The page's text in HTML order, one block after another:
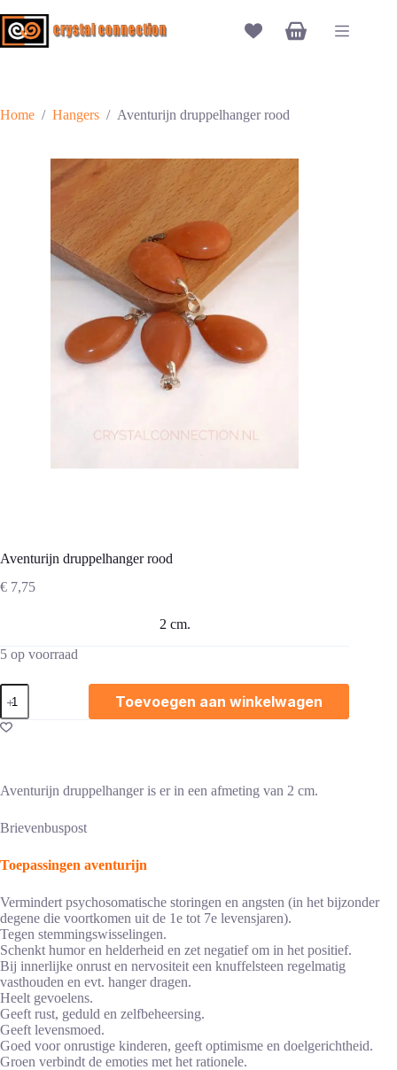
naar
de
Winkelwagen
Home / Hangers / Aventurijn druppelhanger rood
Aventurijn druppelhanger rood
€ 7,75
2 cm.
5 op voorraad
Aventurijn
druppelhanger
rood
aantal
Toevoegen aan winkelwagen
Aventurijn druppelhanger is er in een afmeting van 2 cm.
Brievenbuspost
Toepassingen aventurijn
Vermindert psychosomatische storingen en angsten (in het bijzonder
degene die voortkomen uit de 1e tot 7e levensjaren).
Tegen stemmingswisselingen.
Schenkt humor en helderheid en zet negatief om in het positief.
Bij innerlijke onrust en nervositeit een knuffelsteen regelmatig
vasthouden en evt. hanger dragen.
Heelt gevoelens.
Geeft rust, geduld en zelfbeheersing.
Geeft levensmoed.
Goed voor onrustige kinderen, geeft optimisme en doelgerichtheid.
Groen verbindt de emoties met het rationele.